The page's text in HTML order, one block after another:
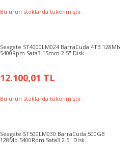
Bu ürün stoklarda tükenmiştir.
Seagate ST4000LM024 BarraCuda 4TB 128Mb
5400Rpm Sata3 15mm 2.5" Disk
12.100,01 TL
Bu ürün stoklarda tükenmiştir.
Seagate ST500LM030 BarraCuda 500GB
128Mb 5400Rpm Sata3 2.5" Disk